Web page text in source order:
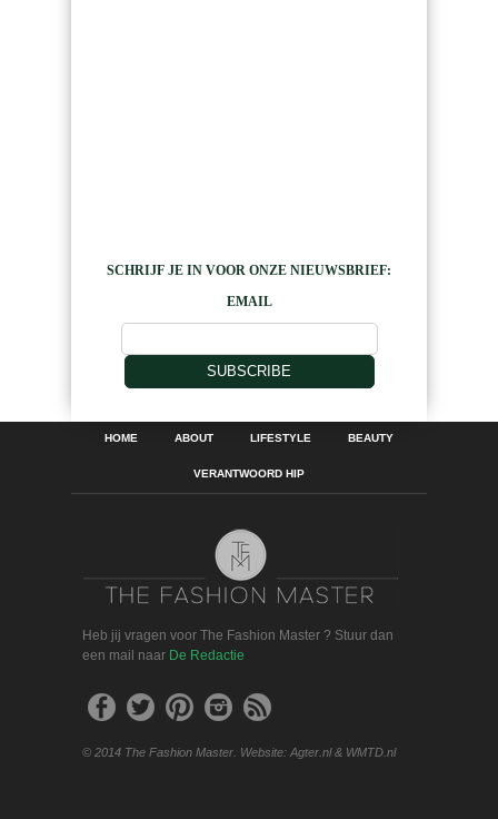
SCHRIJF JE IN VOOR ONZE NIEUWSBRIEF:
EMAIL
SUBSCRIBE
HOME ABOUT LIFESTYLE BEAUTY
VERANTWOORD HIP
Heb jij vragen voor The Fashion Master ? Stuur dan
een mail naar De Redactie
© 2014 The Fashion Master. Website: Agter.nl & WMTD.nl